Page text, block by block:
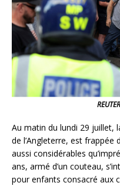
Au matin du lundi 29 juillet,
de l’Angleterre, est frappée
aussi considérables
ans, armé d’un couteau,
pour enfants consacré aux